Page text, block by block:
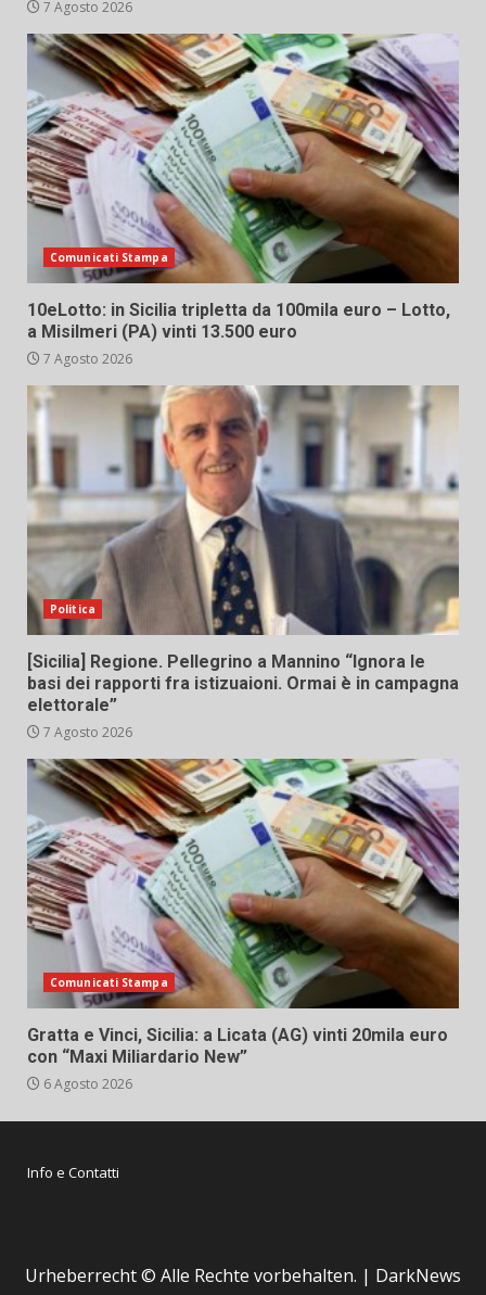
7 Agosto 2026
Comunicati Stampa
10eLotto: in Sicilia tripletta da 100mila euro – Lotto,
a Misilmeri (PA) vinti 13.500 euro
7 Agosto 2026
Politica
[Sicilia] Regione. Pellegrino a Mannino “Ignora le
basi dei rapporti fra istizuaioni. Ormai è in campagna
elettorale”
7 Agosto 2026
Comunicati Stampa
Gratta e Vinci, Sicilia: a Licata (AG) vinti 20mila euro
con “Maxi Miliardario New”
6 Agosto 2026
Info e Contatti
Urheberrecht © Alle Rechte vorbehalten. | DarkNews